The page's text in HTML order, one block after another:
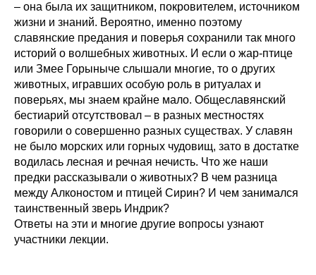
– она была их защитником, покровителем, источником
жизни и знаний. Вероятно, именно поэтому
славянские предания и поверья сохранили так много
историй о волшебных животных. И если о жар-птице
или Змее Горыныче слышали многие, то о других
животных, игравших особую роль в ритуалах и
поверьях, мы знаем крайне мало. Общеславянский
бестиарий отсутствовал – в разных местностях
говорили о совершенно разных существах. У славян
не было морских или горных чудовищ, зато в достатке
водилась лесная и речная нечисть. Что же наши
предки рассказывали о животных? В чем разница
между Алконостом и птицей Сирин? И чем занимался
таинственный зверь Индрик?
Ответы на эти и многие другие вопросы узнают
участники лекции.